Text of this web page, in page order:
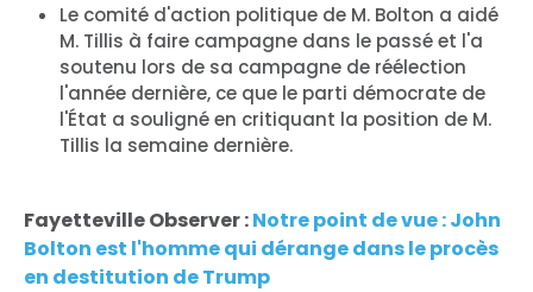
Le comité d'action politique de M. Bolton a aidé
M. Tillis à faire campagne dans le passé et l'a
soutenu lors de sa campagne de réélection
l'année dernière, ce que le parti démocrate de
l'État a souligné en critiquant la position de M.
Tillis la semaine dernière.
Fayetteville Observer :Notre point de vue : John
Bolton est l'homme qui dérange dans le procès
en destitution de Trump